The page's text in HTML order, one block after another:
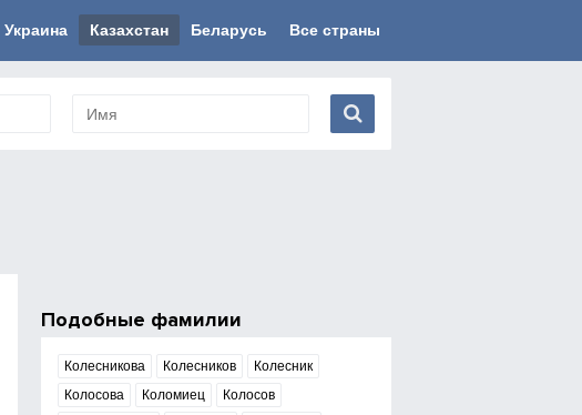
Украина Казахстан Беларусь Все страны
Подобные фамилии
Колесникова Колесников
Колесник
Колосова
Коломиец
Колосов